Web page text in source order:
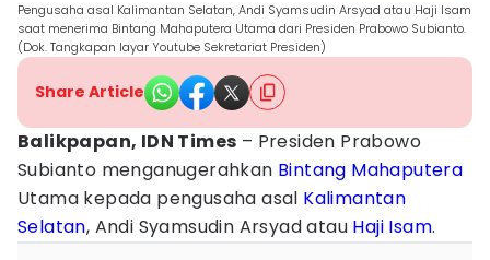
Pengusaha asal Kalimantan Selatan, Andi Syamsudin Arsyad atau Haji Isam
saat menerima Bintang Mahaputera Utama dari Presiden Prabowo Subianto.
(Dok. Tangkapan layar Youtube Sekretariat Presiden)
Share Article
Balikpapan, IDN Times – Presiden Prabowo
Subianto menganugerahkan Bintang Mahaputera
Utama kepada pengusaha asal Kalimantan
Selatan, Andi Syamsudin Arsyad atau Haji Isam.